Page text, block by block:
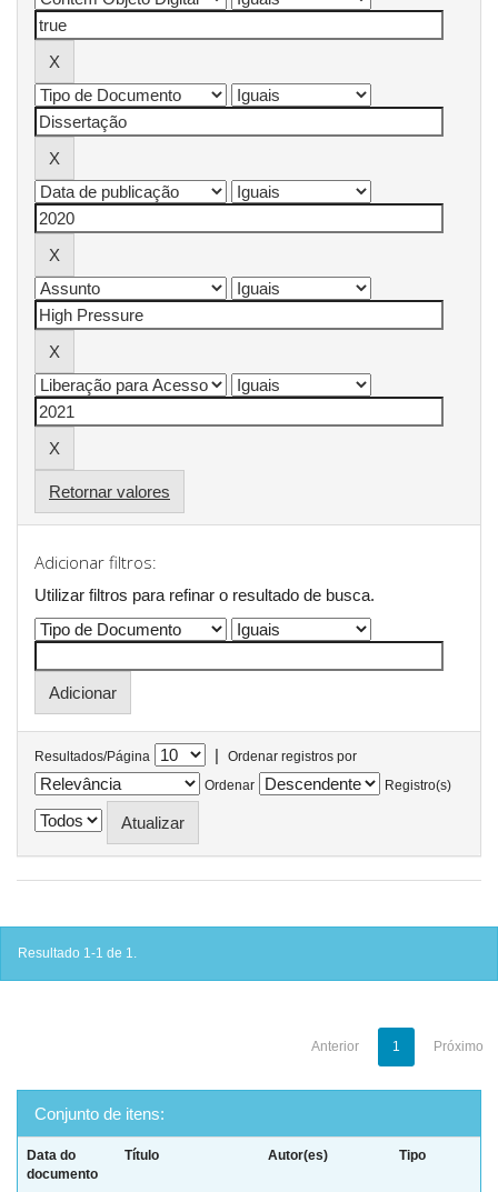
Retornar valores
Adicionar filtros:
Utilizar filtros para refinar o resultado de busca.
Resultados/Página |
Ordenar registros por
Ordenar
Registro(s)
Resultado 1-1 de 1.
Anterior 1 Próximo
Conjunto de itens:
Data do
documento
Título Autor(es) Tipo